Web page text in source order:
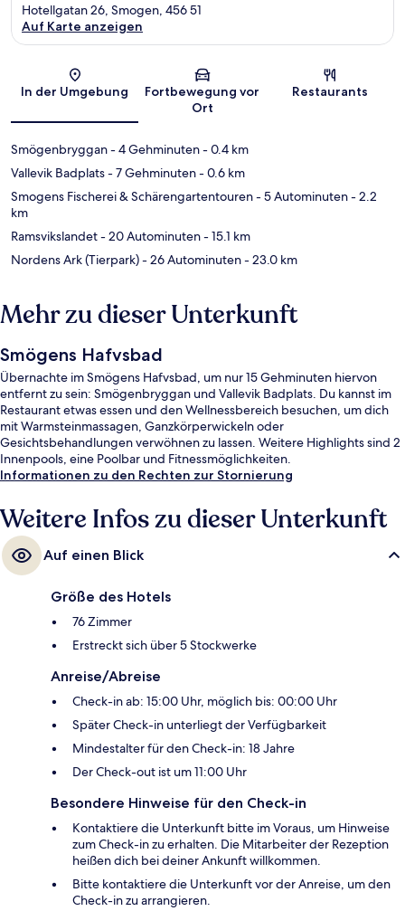
Karte
Hotellgatan 26, Smogen, 456 51
Auf Karte anzeigen
In der Umgebung
Fortbewegung vor
Ort
Restaurants
Smögenbryggan- 4 Gehminuten- 0.4 km
Vallevik Badplats- 7 Gehminuten- 0.6 km
Smogens Fischerei & Schärengartentouren- 5 Autominuten- 2.2
km
Ramsvikslandet- 20 Autominuten- 15.1 km
Nordens Ark (Tierpark)- 26 Autominuten- 23.0 km
Mehr zu dieser Unterkunft
Smögens Hafvsbad
Übernachte im Smögens Hafvsbad, um nur 15 Gehminuten hiervon
entfernt zu sein: Smögenbryggan und Vallevik Badplats. Du kannst im
Restaurant etwas essen und den Wellnessbereich besuchen, um dich
mit Warmsteinmassagen, Ganzkörperwickeln oder
Gesichtsbehandlungen verwöhnen zu lassen. Weitere Highlights sind 2
Innenpools, eine Poolbar und Fitnessmöglichkeiten.
Informationen zu den Rechten zur Stornierung
Weitere Infos zu dieser Unterkunft
Auf einen Blick
Größe des Hotels
76 Zimmer
Erstreckt sich über 5 Stockwerke
Anreise/Abreise
Check-in ab: 15:00 Uhr, möglich bis: 00:00 Uhr
Später Check-in unterliegt der Verfügbarkeit
Mindestalter für den Check-in: 18 Jahre
Der Check-out ist um 11:00 Uhr
Besondere Hinweise für den Check-in
Kontaktiere die Unterkunft bitte im Voraus, um Hinweise
zum Check-in zu erhalten. Die Mitarbeiter der Rezeption
heißen dich bei deiner Ankunft willkommen.
Bitte kontaktiere die Unterkunft vor der Anreise, um den
Check-in zu arrangieren.